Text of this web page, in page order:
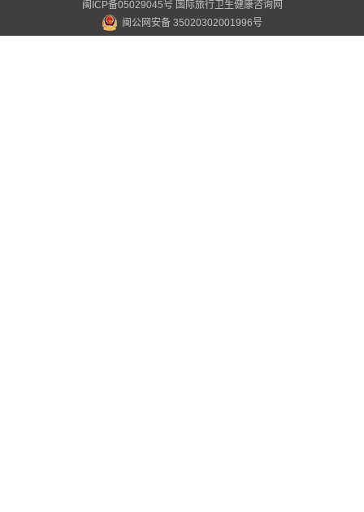
闽ICP备05029045号 国际旅行卫生健康咨询网
闽公网安备 35020302001996号